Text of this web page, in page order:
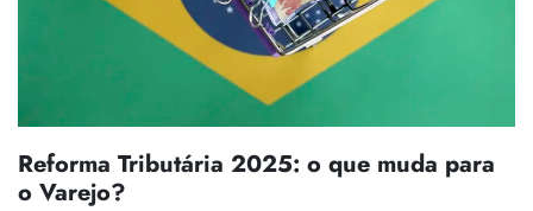
Reforma Tributária 2025: o que muda para
o Varejo?